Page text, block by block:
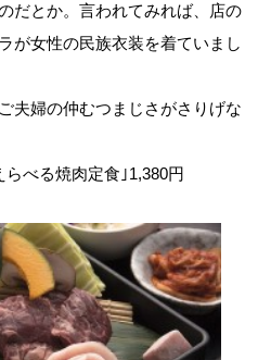
だとか。言われてみれば、店の
が女性の民族衣装を着ていまし
夫婦の仲むつまじさがさりげな
べる焼肉定食｣1,380円